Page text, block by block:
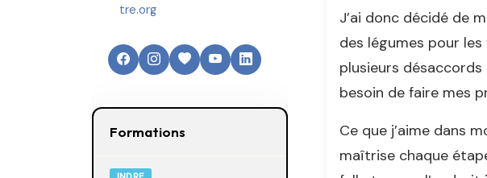
tre.org
Formations
J’ai donc décidé de
des légumes pour
plusieurs désaccords
besoin de faire mes
Ce que j’aime dans
maîtrise chaque